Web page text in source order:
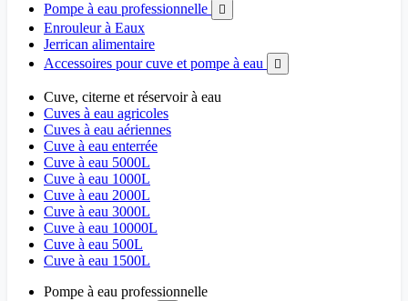
Pompe à eau professionnelle 
Enrouleur à Eaux
Jerrican alimentaire
Accessoires pour cuve et pompe à eau

Cuve, citerne et réservoir à eau
Cuves à eau agricoles
Cuves à eau aériennes
Cuve à eau enterrée
Cuve à eau 5000L
Cuve à eau 1000L
Cuve à eau 2000L
Cuve à eau 3000L
Cuve à eau 10000L
Cuve à eau 500L
Cuve à eau 1500L
Pompe à eau professionnelle